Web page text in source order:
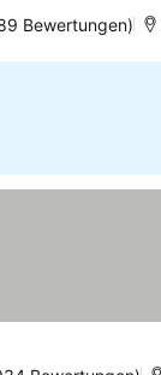
Bewertungen)